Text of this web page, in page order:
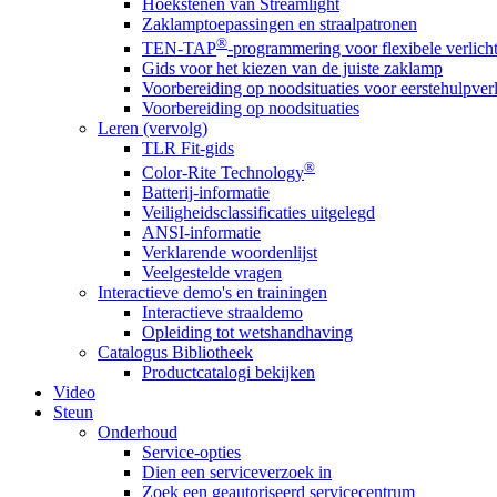
Zaklamptoepassingen en straalpatronen
TEN-TAP®-programmering voor flexibele
Gids voor het kiezen van de juiste zaklamp
Voorbereiding op noodsituaties voor
Voorbereiding op noodsituaties
Leren (vervolg)
TLR Fit-gids
Color-Rite Technology®
Batterij-informatie
Veiligheidsclassificaties uitgelegd
ANSI-informatie
Verklarende woordenlijst
Veelgestelde vragen
Interactieve demo's en trainingen
Interactieve straaldemo
Opleiding tot wetshandhaving
Catalogus Bibliotheek
Productcatalogi bekijken
Video
Steun
Onderhoud
Service-opties
Dien een serviceverzoek in
Zoek een geautoriseerd servicecentrum